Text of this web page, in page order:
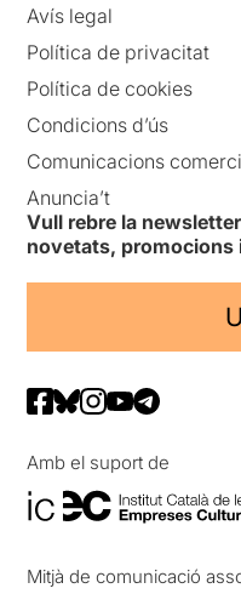
Avís legal
Política de privacitat
Política de cookies
Condicions d’ús
Comunicacions
Anuncia’t
Vull rebre la
novetats, promocions
Amb el suport de
Mitjà de comunicació